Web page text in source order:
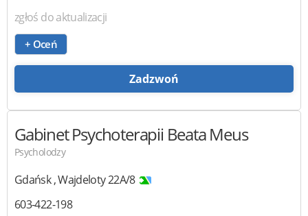
zgłoś do aktualizacji
+ Oceń
Zadzwoń
Gabinet Psychoterapii Beata Meus
Psycholodzy
Gdańsk ,Wajdeloty 22A/8
603-422-198